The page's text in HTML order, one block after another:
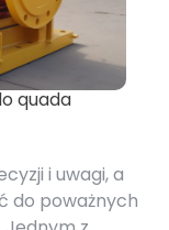
quada
i uwagi, a
do poważnych